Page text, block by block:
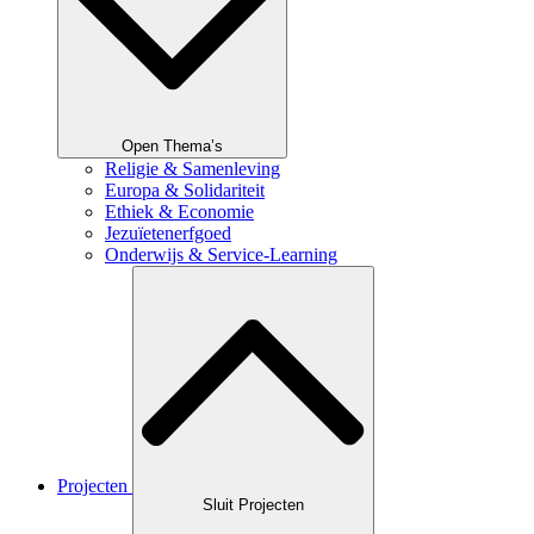
Open Thema’s
Religie & Samenleving
Europa & Solidariteit
Ethiek & Economie
Jezuïetenerfgoed
Onderwijs & Service-Learning
Projecten
Sluit Projecten